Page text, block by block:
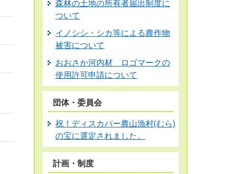
森林の土地の所有者届出制度に
ついて
イノシシ・シカ等による農作物
被害について
おおさか河内材 ロゴマークの
使用許可申請について
団体・委員会
祝！ディスカバー農山漁村(むら)
の宝に選定されました。
計画・制度